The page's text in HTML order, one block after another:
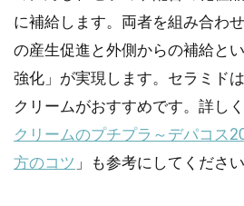
に補給します。両者を組み合わ
の産生促進と外側からの補給と
強化」が実現します。セラミド
クリームがおすすめです。詳しく
クリームのプチプラ～デパコス
方のコツ 」も参考にしてください